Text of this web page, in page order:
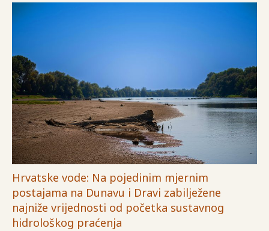
Hrvatske vode: Na pojedinim mjernim
postajama na Dunavu i Dravi zabilježene
najniže vrijednosti od početka sustavnog
hidrološkog praćenja